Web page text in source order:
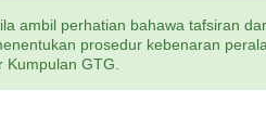
ambil perhatian bahawa tafsiran
prosedur kebenaran
GTG.